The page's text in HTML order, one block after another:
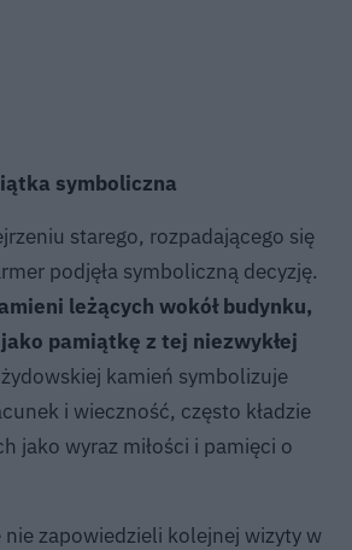
symboliczna
starego, rozpadającego się
podjęła symboliczną decyzję.
leżących wokół budynku,
pamiątkę z tej niezwykłej
kamień symbolizuje
i wieczność, często kładzie
jako wyraz miłości i pamięci o
zapowiedzieli kolejnej wizyty w